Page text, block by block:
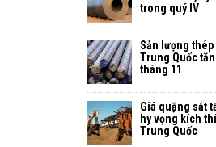
trong quý IV
Sản lượng
Trung Quốc
tháng 11
Giá quặng sắt
hy vọng kích
Trung Quốc